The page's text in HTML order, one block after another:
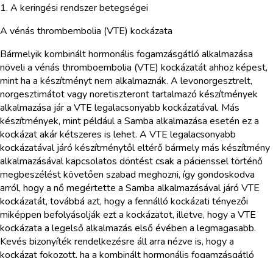
1. A keringési rendszer betegségei
A vénás thrombembolia (VTE) kockázata
Bármelyik kombinált hormonális fogamzásgátló alkalmazása
növeli a vénás thromboembolia (VTE) kockázatát ahhoz képest,
mint ha a készítményt nem alkalmaznák. A levonorgesztrelt,
norgesztimátot vagy noretiszteront tartalmazó készítmények
alkalmazása jár a VTE legalacsonyabb kockázatával. Más
készítmények, mint például a Samba alkalmazása esetén ez a
kockázat akár kétszeres is lehet. A VTE legalacsonyabb
kockázatával járó készítménytől eltérő bármely más készítmény
alkalmazásával kapcsolatos döntést csak a pácienssel történő
megbeszélést követően szabad meghozni, így gondoskodva
arról, hogy a nő megértette a Samba alkalmazásával járó VTE
kockázatát, továbbá azt, hogy a fennálló kockázati tényezői
miképpen befolyásolják ezt a kockázatot, illetve, hogy a VTE
kockázata a legelső alkalmazás első évében a legmagasabb.
Kevés bizonyíték rendelkezésre áll arra nézve is, hogy a
kockázat fokozott, ha a kombinált hormonális fogamzásgátló